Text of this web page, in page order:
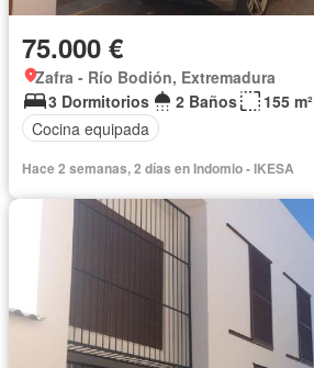
75.000 €
Zafra - Río Bodión, Extremadura
3 Dormitorios
2 Baños
155 m²
Cocina equipada
Hace 2 semanas, 2 días en Indomio - IKESA